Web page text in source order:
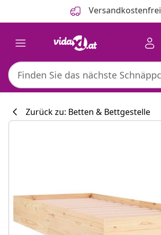
Versandkostenfrei
#sharemevidaxl
Zurück zu: Betten & Bettgestelle